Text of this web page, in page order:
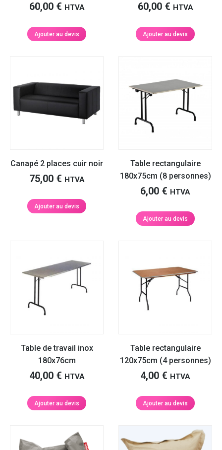
60,00 € HTVA
Ajouter au devis
60,00 € HTVA
Ajouter au devis
Canapé 2 places cuir noir
75,00 € HTVA
Ajouter au devis
Table rectangulaire
180x75cm (8 personnes)
6,00 € HTVA
Ajouter au devis
Table de travail inox
180x76cm
40,00 € HTVA
Ajouter au devis
Table rectangulaire
120x75cm (4 personnes)
4,00 € HTVA
Ajouter au devis